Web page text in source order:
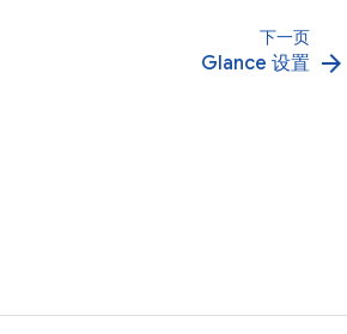
下一页
Glance 设置 arrow_forward